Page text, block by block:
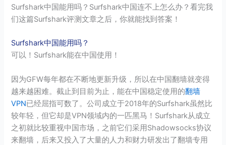
Surfshark中国能用吗？Surfshark中国连不上怎么办？看完我
们这篇Surfshark评测文章之后，你就能找到答案！
Surfshark中国能用吗？
可以！Surfshark能在中国使用！
因为GFW每年都在不断地更新升级，所以在中国翻墙就变得
越来越困难。截止到目前为止，能在中国稳定使用的翻墙
VPN已经屈指可数了。公司成立于2018年的Surfshark虽然比
较年轻，但它却是VPN领域内的一匹黑马！Surfshark从成立
之初就比较重视中国市场，之前它们采用Shadowsocks协议
来翻墙，后来又投入了大量的人力和财力研发出了翻墙专用